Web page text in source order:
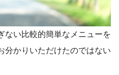
ない比較的簡単なメニューを
分かりいただけたのではない